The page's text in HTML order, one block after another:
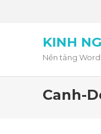
KINH
Nền tảng
Canh-